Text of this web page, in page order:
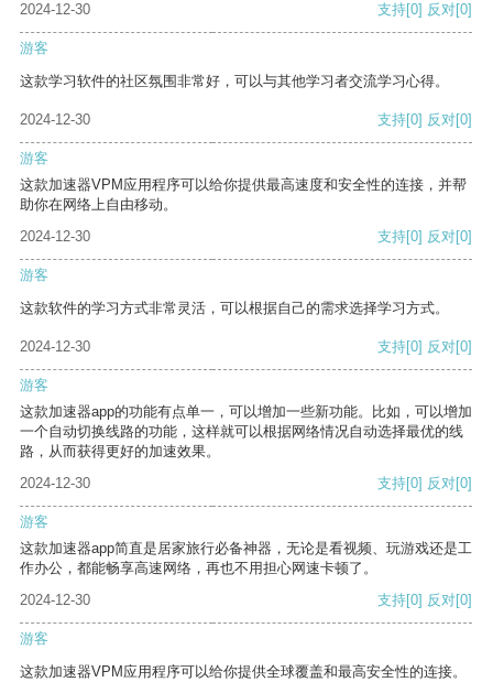
2024-12-30
支持[0] 反对[0]
游客
这款学习软件的社区氛围非常好，可以与其他学习者交流学习心得。
2024-12-30 支持[0] 反对[0]
游客
这款加速器VPM应用程序可以给你提供最高速度和安全性的连接，并帮
助你在网络上自由移动。
2024-12-30
支持[0] 反对[0]
游客
这款软件的学习方式非常灵活，可以根据自己的需求选择学习方式。
2024-12-30 支持[0] 反对[0]
游客
这款加速器app的功能有点单一，可以增加一些新功能。比如，可以增加
一个自动切换线路的功能，这样就可以根据网络情况自动选择最优的线
路，从而获得更好的加速效果。
2024-12-30
支持[0] 反对[0]
游客
这款加速器app简直是居家旅行必备神器，无论是看视频、玩游戏还是工
作办公，都能畅享高速网络，再也不用担心网速卡顿了。
2024-12-30
支持[0] 反对[0]
游客
这款加速器VPM应用程序可以给你提供全球覆盖和最高安全性的连接。